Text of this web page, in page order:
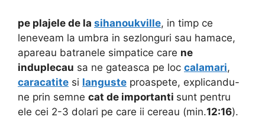
pe plajele de la sihanoukville, in timp ce
leneveam la umbra in sezlonguri sau hamace,
apareau batranele simpatice care ne
induplecau sa ne gateasca pe loc calamari,
caracatite si languste proaspete, explicandu-
ne prin semne cat de importanti sunt pentru
ele cei 2-3 dolari pe care ii cereau (min.12:16).